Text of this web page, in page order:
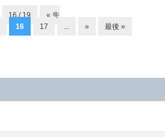
16 / 19
« 先
16 17 ... » 最後 »